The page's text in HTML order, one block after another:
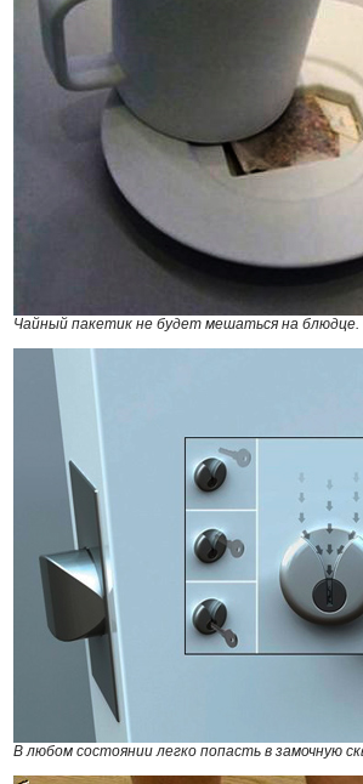
Чайный пакетик не будет мешаться на блюдце.
В любом состоянии легко попасть в замочную